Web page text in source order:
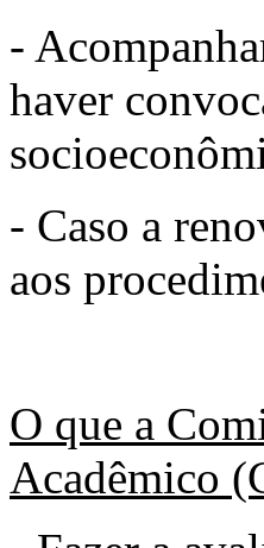
-
haver
- Caso a
aos
O que a
Acadêmico